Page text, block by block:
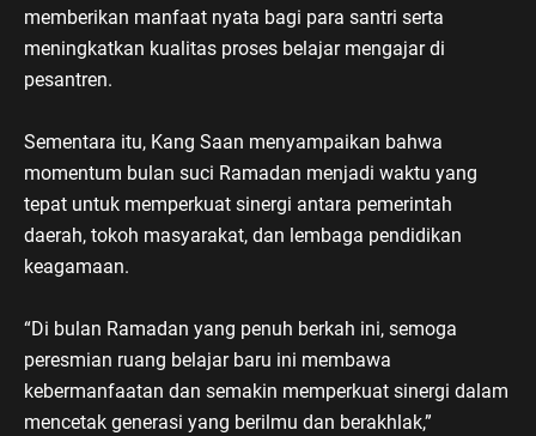
memberikan manfaat nyata bagi para santri serta
meningkatkan kualitas proses belajar mengajar di
pesantren.
Sementara itu, Kang Saan menyampaikan bahwa
momentum bulan suci Ramadan menjadi waktu yang
tepat untuk memperkuat sinergi antara pemerintah
daerah, tokoh masyarakat, dan lembaga pendidikan
keagamaan.
“Di bulan Ramadan yang penuh berkah ini, semoga
peresmian ruang belajar baru ini membawa
kebermanfaatan dan semakin memperkuat sinergi dalam
mencetak generasi yang berilmu dan berakhlak,”